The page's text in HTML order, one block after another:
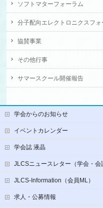
ソフトマターフォーラム
分子配向エレクトロニクスフォ
協賛事業
その他行事
サマースクール開催報告
学会からのお知らせ
イベントカレンダー
学会誌 液晶
JLCSニュースレター（学会・会
JLCS-Information（会員ML）
求人・公募情報